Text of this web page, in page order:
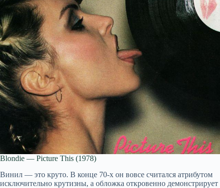
Blondie — Picture This (1978)
Винил — это круто. В конце 70-х он вовсе считался атрибутом
исключительно крутизны, а обложка откровенно демонстрирует